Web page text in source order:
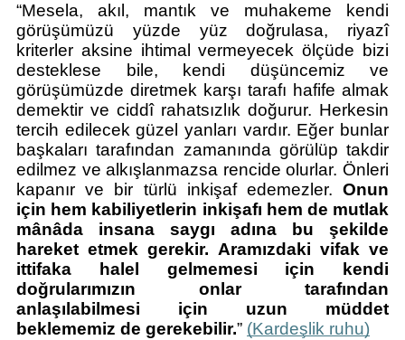
“Mesela, akıl, mantık ve muhakeme kendi
görüşümüzü yüzde yüz doğrulasa, riyazî
kriterler aksine ihtimal vermeyecek ölçüde bizi
desteklese bile, kendi düşüncemiz ve
görüşümüzde diretmek karşı tarafı hafife almak
demektir ve ciddî rahatsızlık doğurur. Herkesin
tercih edilecek güzel yanları vardır. Eğer bunlar
başkaları tarafından zamanında görülüp takdir
edilmez ve alkışlanmazsa rencide olurlar. Önleri
kapanır ve bir türlü inkişaf edemezler. Onun
için hem kabiliyetlerin inkişafı hem de mutlak
mânâda insana saygı adına bu şekilde
hareket etmek gerekir. Aramızdaki vifak ve
ittifaka halel gelmemesi için kendi
doğrularımızın onlar tarafından
anlaşılabilmesi için uzun müddet
beklememiz de gerekebilir.” (Kardeşlik ruhu)